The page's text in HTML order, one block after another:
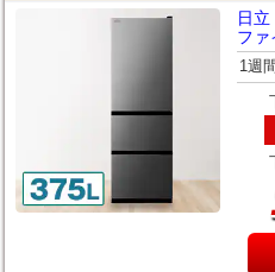
日
フ
1週